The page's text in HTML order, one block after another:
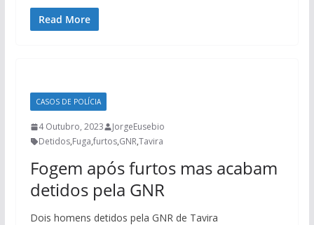
Read More
CASOS DE POLÍCIA
4 Outubro, 2023
JorgeEusebio
Detidos,Fuga,furtos,GNR,Tavira
Fogem após furtos mas acabam
detidos pela GNR
Dois homens detidos pela GNR de Tavira